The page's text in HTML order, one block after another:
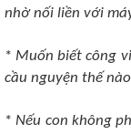
nhờ nối liền với
* Muốn biết công
cầu nguyện thế
*Nếu con không